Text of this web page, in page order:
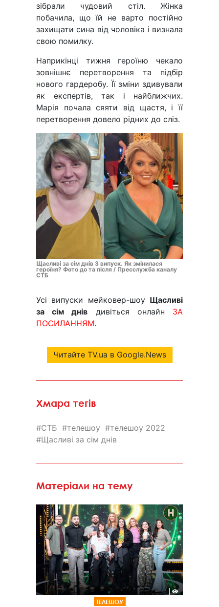
зібрали чудовий стіл. Жінка
побачила, що їй не варто постійно
захищати сина від чоловіка і визнала
свою помилку.
Наприкінці тижня героїню чекало
зовнішнє перетворення та підбір
нового гардеробу. Її зміни здивували
як експертів, так і найближчих.
Марія почала сяяти від щастя, і її
перетворення довело рідних до сліз.
Щасливі за сім днів 3 випуск. Як змінилася
героїня? Фото до та після / Пресслужба каналу
СТБ
Усі випуски мейковер-шоу Щасливі
за сім днів дивіться онлайн ЗА
ПОСИЛАННЯМ.
Читайте TV.ua в Google.News
Хмара тегів
СТБ телешоу
телешоу 2022
Щасливі за сім днів
Матеріали на тему
ТЕЛЕШОУ